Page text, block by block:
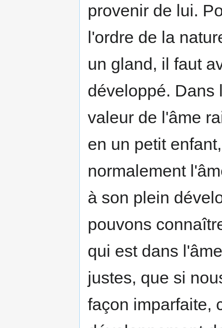
provenir de lui.
l'ordre de la
un gland, il faut
développé. Dans
valeur de l'âme
en un petit
normalement
à son plein
pouvons
qui est dans
justes, que si
façon imparfaite,